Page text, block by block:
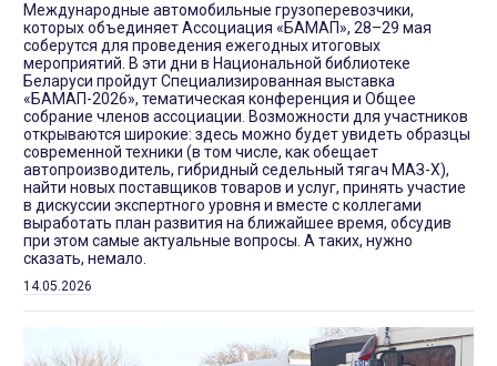
Международные автомобильные грузоперевозчики,
которых объединяет Ассоциация «БАМАП», 28–29 мая
соберутся для проведения ежегодных итоговых
мероприятий. В эти дни в Национальной библиотеке
Беларуси пройдут Специализированная выставка
«БАМАП-2026», тематическая конференция и Общее
собрание членов ассоциации. Возможности для участников
открываются широкие: здесь можно будет увидеть образцы
современной техники (в том числе, как обещает
автопроизводитель, гибридный седельный тягач МАЗ-Х),
найти новых поставщиков товаров и услуг, принять участие
в дискуссии экспертного уровня и вместе с коллегами
выработать план развития на ближайшее время, обсудив
при этом самые актуальные вопросы. А таких, нужно
сказать, немало.
14.05.2026